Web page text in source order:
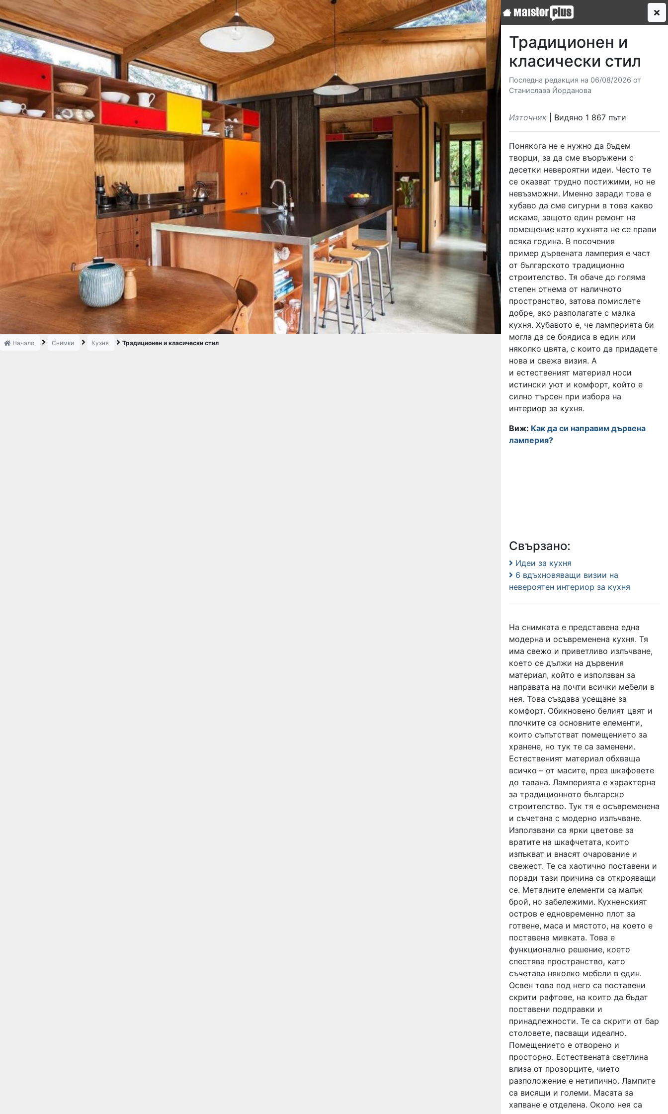
Начало Снимки Кухня Традиционен и класически стил
Традиционен и
класически стил
Последна редакция на 06/08/2026 от
Станислава Йорданова
Източник | Видяно 1 867 пъти
Понякога не е нужно да бъдем
творци, за да сме въоръжени с
десетки невероятни идеи. Често те
се оказват трудно постижими, но не
невъзможни. Именно заради това е
хубаво да сме сигурни в това какво
искаме, защото един ремонт на
помещение като кухнята не се прави
всяка година. В посочения
пример дървената ламперия е част
от българското традиционно
строителство. Тя обаче до голяма
степен отнема от наличното
пространство, затова помислете
добре, ако разполагате с малка
кухня. Хубавото е, че ламперията би
могла да се боядиса в един или
няколко цвята, с които да придадете
нова и свежа визия. А
и естественият материал носи
истински уют и комфорт, който е
силно търсен при избора на
интериор за кухня.
Виж: Как да си направим дървена
ламперия?
Свързано:
Идеи за кухня
6 вдъхновяващи визии на
невероятен интериор за кухня
На снимката е представена една
модерна и осъвременена кухня. Тя
има свежо и приветливо излъчване,
което се дължи на дървения
материал, който е използван за
направата на почти всички мебели в
нея. Това създава усещане за
комфорт. Обикновено белият цвят и
плочките са основните елементи,
които съпътстват помещението за
хранене, но тук те са заменени.
Естественият материал обхваща
всичко – от масите, през шкафовете
до тавана. Ламперията е характерна
за традиционното българско
строителство. Тук тя е осъвременена
и съчетана с модерно излъчване.
Използвани са ярки цветове за
вратите на шкафчетата, които
изпъкват и внасят очарование и
свежест. Те са хаотично поставени и
поради тази причина са открояващи
се. Металните елементи са малък
брой, но забележими. Кухненският
остров е едновременно плот за
готвене, маса и мястото, на което е
поставена мивката. Това е
функционално решение, което
спестява пространство, като
съчетава няколко мебели в един.
Освен това под него са поставени
скрити рафтове, на които да бъдат
поставени подправки и
принадлежности. Те са скрити от бар
столовете, пасващи идеално.
Помещението е отворено и
просторно. Естествената светлина
влиза от прозорците, чието
разположение е нетипично. Лампите
са висящи и големи. Масата за
хапване е отделена. Около нея са